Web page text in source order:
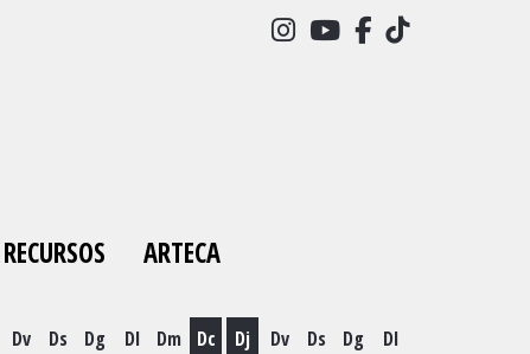
Link a instagram
Link a youtube
Link aLink a
RECURSOS ARTECA
Dv
Ds
Dg
Dl
Dm
Dc
Dj
Dv
Ds
Dg
Dl